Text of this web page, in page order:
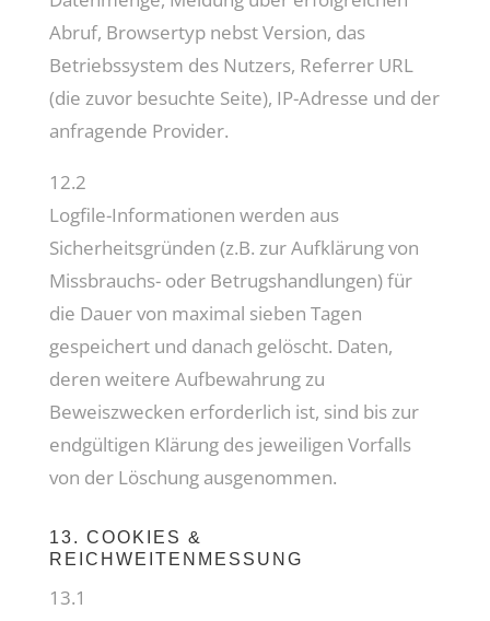
Abruf, Browsertyp nebst Version, das
Betriebssystem des Nutzers, Referrer URL
(die zuvor besuchte Seite), IP-Adresse und der
anfragende Provider.
12.2
Logfile-Informationen werden aus
Sicherheitsgründen (z.B. zur Aufklärung von
Missbrauchs- oder Betrugshandlungen) für
die Dauer von maximal sieben Tagen
gespeichert und danach gelöscht. Daten,
deren weitere Aufbewahrung zu
Beweiszwecken erforderlich ist, sind bis zur
endgültigen Klärung des jeweiligen Vorfalls
von der Löschung ausgenommen.
13. COOKIES &
REICHWEITENMESSUNG
13.1